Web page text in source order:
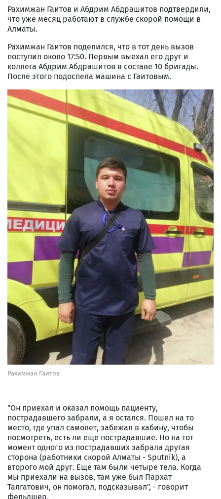
Рахимжан Гаитов и Абдрим Абдрашитов подтвердили,
что уже месяц работают в службе скорой помощи в
Алматы.
Рахимжан Гаитов поделился, что в тот день вызов
поступил около 17:50. Первым выехал его друг и
коллега Абдрим Абдрашитов в составе 10 бригады.
После этого подоспела машина с Гаитовым.
Рахимжан Гаитов
"Он приехал и оказал помощь пациенту,
пострадавшего забрали, а я остался. Пошел на то
место, где упал самолет, забежал в кабину, чтобы
посмотреть, есть ли еще пострадавшие. Но на тот
момент одного из пострадавших забрала другая
сторона (работники скорой Алматы - Sputnik), а
второго мой друг. Еще там были четыре тела. Когда
мы приехали на вызов, там уже был Пархат
Талгатович, он помогал, подсказывал", - говорит
фельдшер.